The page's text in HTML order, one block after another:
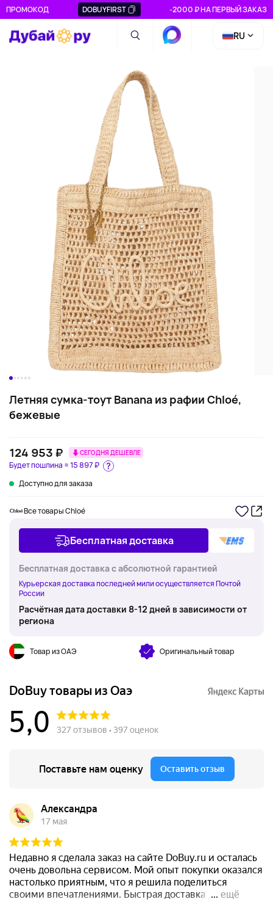
ПРОМОКОД DOBUYFIRST -2000 ₽ НА ПЕРВЫЙ ЗАКАЗ
RU
Летняя сумка-тоут Banana из рафии Chloé,
бежевые
Будет пошлина ≈15 897 ₽
124 953 ₽ СЕГОДНЯ ДЕШЕВЛЕ
Доступно для заказа
Все товары Chloé
Бесплатная доставка
Бесплатная доставка с абсолютной гарантией
Курьерская доставка последней мили осуществляется Почтой
России
Расчётная дата доставки 8-12 дней в зависимости от
региона
Товар из ОАЭ Оригинальный товар